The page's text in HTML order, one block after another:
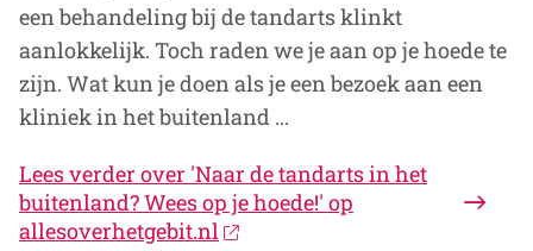
een behandeling bij de tandarts klinkt
aanlokkelijk. Toch raden we je aan op je hoede te
zijn. Wat kun je doen als je een bezoek aan een
kliniek in het buitenland ...
Lees verder over 'Naar de tandarts in het
buitenland? Wees op je hoede!' op
allesoverhetgebit.nl